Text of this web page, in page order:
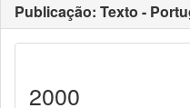
Publicação: Texto -
2000